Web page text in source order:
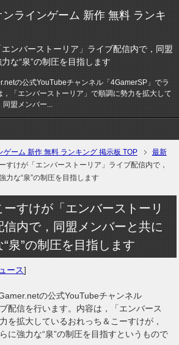
ラインゲーム 新作 無料 ランキ
ンバーストーリア」ライブ配信内で，同盟
な“泉”の制圧を目指します
の公式YouTubeチャンネル「4GamerSP」でラ
「エンバーストーリア」で順調に勢力を拡大して
盟メンバー...
ゲーム 新作 無料 ランキング 掲示板 TOP
最新
すけが「エンバーストーリア」ライブ配信内で，
力な“泉”の制圧を目指します
ーすけが「エンバーストーリ
信内で，同盟メンバーと共に
泉”の制圧を目指します
ース]
の公式YouTubeチャンネル
配信を行います。内容は，「エンバース
を拡大しているおれっち＆こーすけが，
に強力な“泉”の制圧を目指すというもので